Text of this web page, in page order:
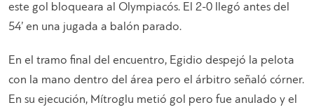
este gol bloqueara al Olympiacós. El 2-0 llegó antes del
54’ en una jugada a balón parado.
En el tramo final del encuentro, Egidio despejó la pelota
con la mano dentro del área pero el árbitro señaló córner.
En su ejecución, Mítroglu metió gol pero fue anulado y el